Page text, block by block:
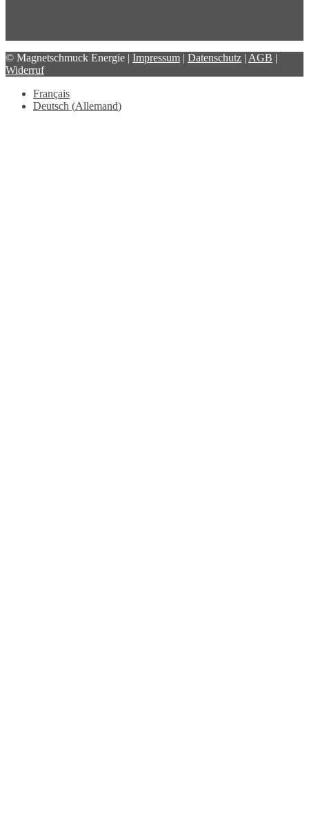
© Magnetschmuck Energie | Impressum | Datenschutz | AGB |
Widerruf
Français
Deutsch (Allemand)